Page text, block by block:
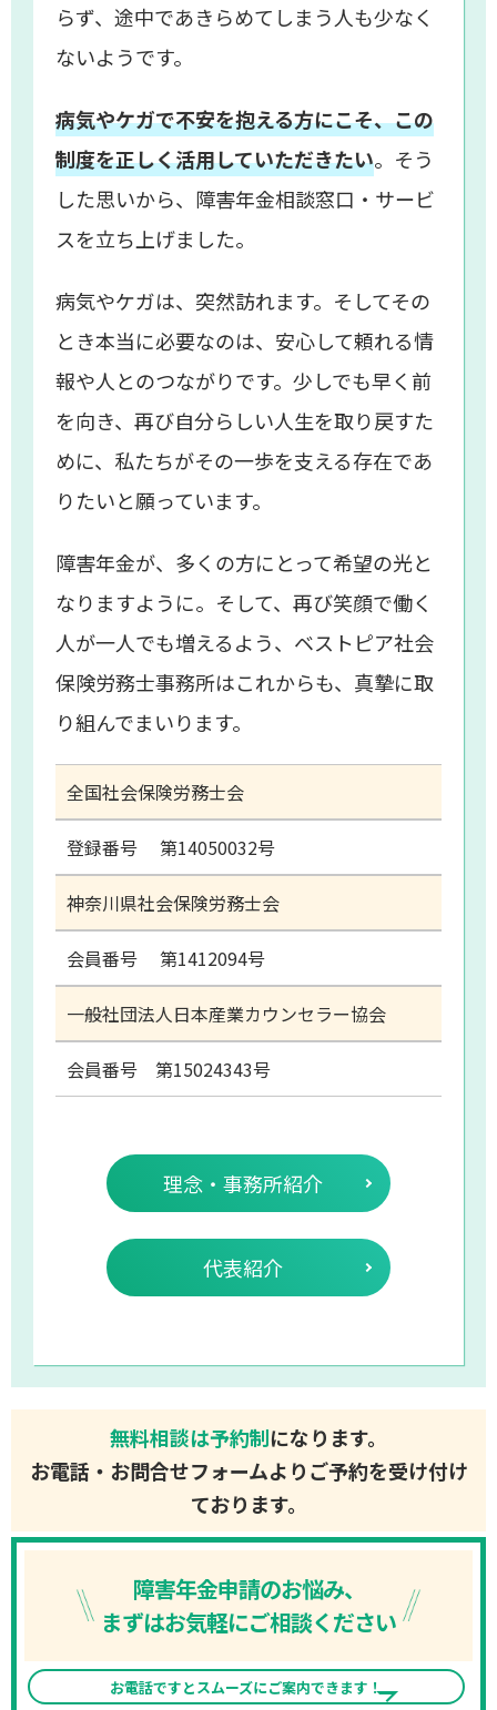
らず、途中であきらめてしまう人も少なく
ないようです。
病気やケガで不安を抱える方にこそ、この
制度を正しく活用していただきたい。そう
した思いから、障害年金相談窓口・サービ
スを立ち上げました。
病気やケガは、突然訪れます。そしてその
とき本当に必要なのは、安心して頼れる情
報や人とのつながりです。少しでも早く前
を向き、再び自分らしい人生を取り戻すた
めに、私たちがその一歩を支える存在であ
りたいと願っています。
障害年金が、多くの方にとって希望の光と
なりますように。そして、再び笑顔で働く
人が一人でも増えるよう、ベストピア社会
保険労務士事務所はこれからも、真摯に取
り組んでまいります。
全国社会保険労務士会
登録番号 第14050032号
神奈川県社会保険労務士会
会員番号 第1412094号
一般社団法人日本産業カウンセラー協会
会員番号 第15024343号
理念・事務所紹介
代表紹介
無料相談は予約制になります。
お電話・お問合せフォームよりご予約を受け付け
ております。
障害年金申請のお悩み、
まずはお気軽にご相談ください
お電話ですとスムーズにご案内できます！